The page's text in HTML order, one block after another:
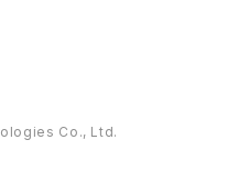
Co., Ltd.